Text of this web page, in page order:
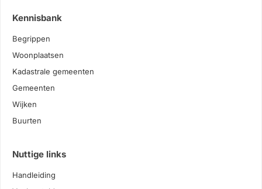
Kennisbank
Begrippen
Woonplaatsen
Kadastrale gemeenten
Gemeenten
Wijken
Buurten
Nuttige links
Handleiding